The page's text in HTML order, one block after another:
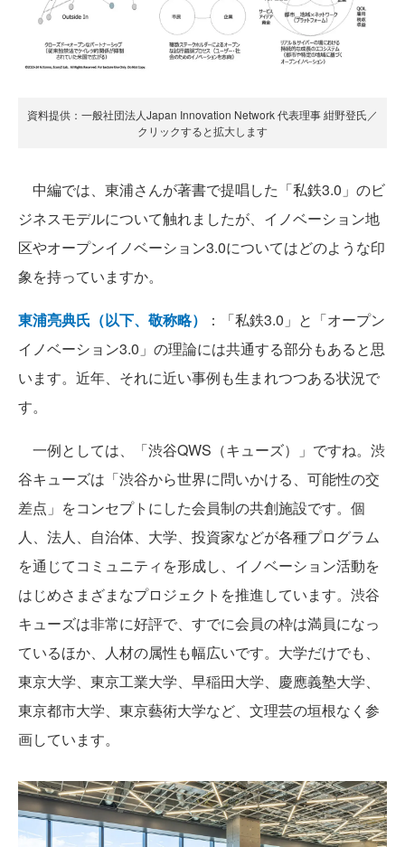
資料提供：一般社団法人Japan Innovation Network 代表理事 紺野登氏／
クリックすると拡大します
中編では、東浦さんが著書で提唱した「私鉄3.0」のビ
ジネスモデルについて触れましたが、イノベーション地
区やオープンイノベーション3.0についてはどのような印
象を持っていますか。
東浦亮典氏（以下、敬称略）
：「私鉄3.0」と「オープン
イノベーション3.0」の理論には共通する部分もあると思
います。近年、それに近い事例も生まれつつある状況で
す。
一例としては、「渋谷QWS（キューズ）」ですね。渋
谷キューズは「渋谷から世界に問いかける、可能性の交
差点」をコンセプトにした会員制の共創施設です。個
人、法人、自治体、大学、投資家などが各種プログラム
を通じてコミュニティを形成し、イノベーション活動を
はじめさまざまなプロジェクトを推進しています。渋谷
キューズは非常に好評で、すでに会員の枠は満員になっ
ているほか、人材の属性も幅広いです。大学だけでも、
東京大学、東京工業大学、早稲田大学、慶應義塾大学、
東京都市大学、東京藝術大学など、文理芸の垣根なく参
画しています。